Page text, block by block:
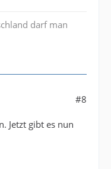
darf man
#8
Jetzt gibt es nun